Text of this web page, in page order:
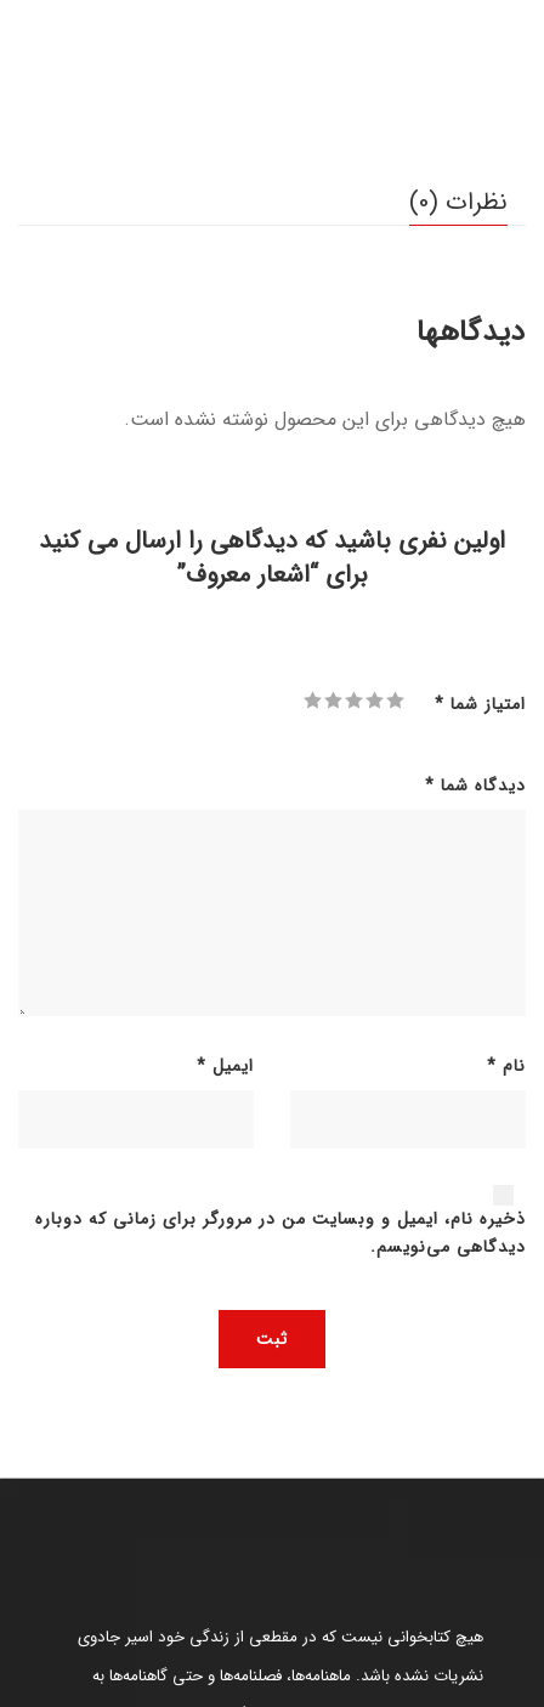
نظرات (0)
دیدگاهها
هیچ دیدگاهی برای این محصول نوشته نشده است.
اولین نفری باشید که دیدگاهی را ارسال می کنید
برای “اشعار معروف”
امتیاز شما *
دیدگاه شما *
نام * ایمیل *
ذخیره نام، ایمیل و وبسایت من در مرورگر برای زمانی که دوباره
دیدگاهی می‌نویسم.
هیچ کتابخوانی نیست که در مقطعی از زندگی خود اسیر جادوی
نشریات نشده باشد. ماهنامه‌ها، فصلنامه‌ها و حتی گاهنامه‌ها به